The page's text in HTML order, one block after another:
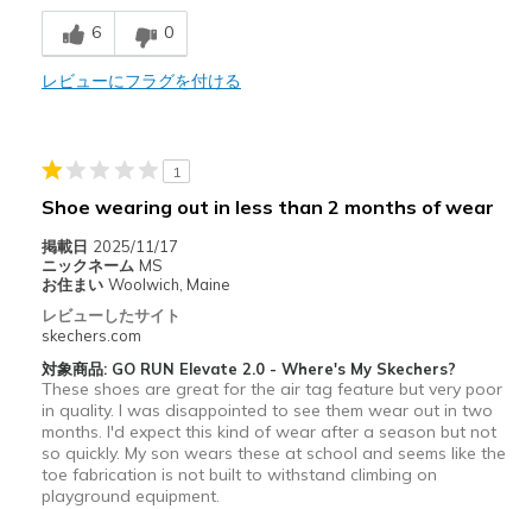
Comfortable
以下に最適
Width
Feels true to width
Sizing
View On Shoes
6 0
レビューにフラグを付ける
1
Shoe wearing out in less than 2 months of wear
掲載日 2025/11/17
ニックネーム MS
お住まい Woolwich, Maine
レビューしたサイト
skechers.com
対象商品: GO RUN Elevate 2.0 - Where's My Skechers?
These shoes are great for the air tag feature but very poor
in quality. I was disappointed to see them wear out in two
months. I'd expect this kind of wear after a season but not
so quickly. My son wears these at school and seems like the
toe fabrication is not built to withstand climbing on
playground equipment.